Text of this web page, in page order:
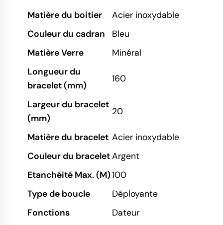
Matière du boitier
Acier inoxydable
Couleur du cadran
Bleu
Matière Verre
Minéral
Longueur du
bracelet (mm)
160
Largeur du bracelet
(mm)
20
Matière du bracelet Acier inoxydable
Couleur du braceletArgent
Etanchéité Max. (M)100
Type de boucle
Déployante
Fonctions
Dateur